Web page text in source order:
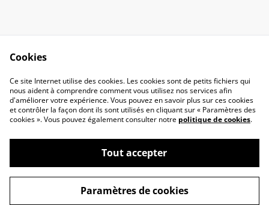
Contact Us
Legal Terms
Privacy Policy
Cookie Policy
©2026Gekko Wood, 100% Geek et Bois
powered by
Cookies
Ce site Internet utilise des cookies. Les cookies sont de petits fichiers qui
nous aident à comprendre comment vous utilisez nos services afin
d'améliorer votre expérience. Vous pouvez en savoir plus sur ces cookies
et contrôler la façon dont ils sont utilisés en cliquant sur « Paramètres des
cookies ». Vous pouvez également consulter notre politique de cookies.
Tout accepter
Paramètres de cookies